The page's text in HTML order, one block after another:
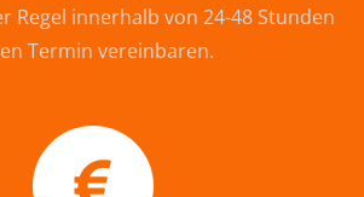
Regel innerhalb von 24-48 Stunden
Termin vereinbaren.